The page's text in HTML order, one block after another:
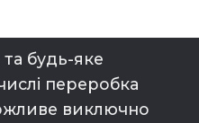
та будь-яке
переробка
виключно